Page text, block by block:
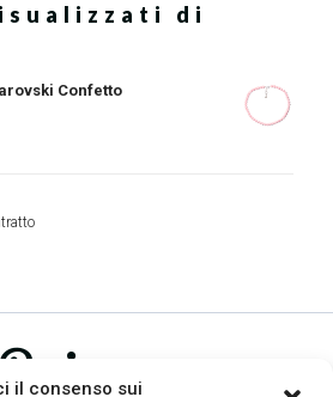
il consenso sui
di
Confetto